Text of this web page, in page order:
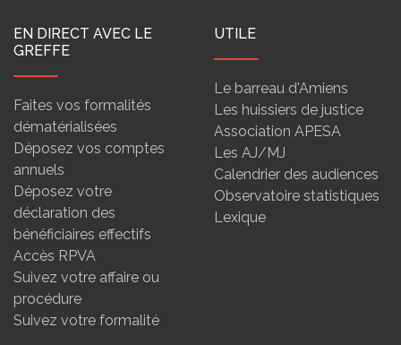
EN DIRECT AVEC LE
GREFFE
Faites vos formalités
dématérialisées
Déposez vos comptes
annuels
Déposez votre
déclaration des
bénéficiaires effectifs
Accès RPVA
Suivez votre affaire ou
procédure
Suivez votre formalité
UTILE
Le barreau d'Amiens
Les huissiers de justice
Association APESA
Les AJ/MJ
Calendrier des audiences
Observatoire statistiques
Lexique